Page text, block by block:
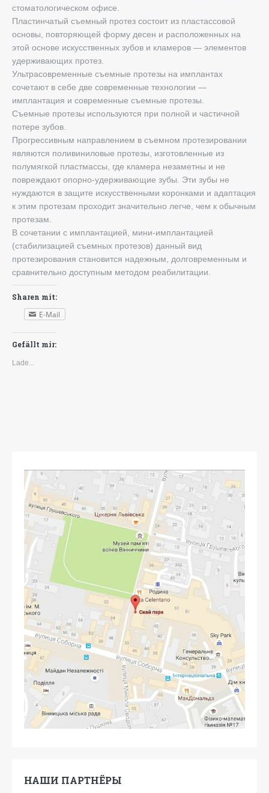
стоматологическом офисе.
Пластинчатый съемный протез состоит из пластассовой
основы, повторяющей форму десен и расположенных на
этой основе искусственных зубов и кламеров — элементов
удерживающих протез.
Ультрасовременные съемные протезы на имплантах
сочетают в себе две современные технологии —
имплантация и современные съемные протезы.
Съемные протезы используются при полной и частичной
потере зубов.
Прогрессивным направлением в съемном протезировании
являются поливиниловые протезы, изготовленные из
полумягкой пластмассы, где кламера незаметны и не
повреждают опорно-удерживающие зубы. Эти зубы не
нуждаются в защите искусственными коронками и адаптация
к этим протезам проходит значительно легче, чем к обычным
протезам.
В сочетании с имплантацией, мини-имплантацией
(стабилизацией съемных протезов) данный вид
протезирования становится надежным, долговременным и
сравнительно доступным методом реабилитации.
Sharen mit:
E-Mail
Gefällt mir:
Lade...
НАШИ ПАРТНЁРЫ